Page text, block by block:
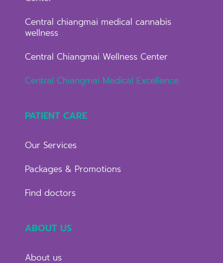
Central chiangmai medical cannabis
wellness
Central Chiangmai Wellness Center
Central Chiangmai Medical Excellence
PATIENT CARE
Our Services
Packages & Promotions
Find doctors
ABOUT US
About us